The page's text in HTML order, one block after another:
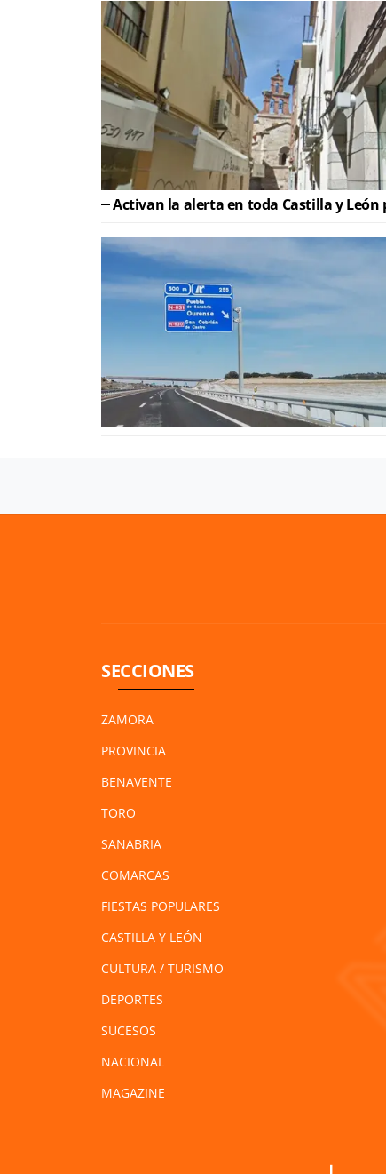
Activan la alerta en toda Castilla y
SECCIONES
ZAMORA
PROVINCIA
BENAVENTE
TORO
SANABRIA
COMARCAS
FIESTAS POPULARES
CASTILLA Y LEÓN
CULTURA / TURISMO
DEPORTES
SUCESOS
NACIONAL
MAGAZINE